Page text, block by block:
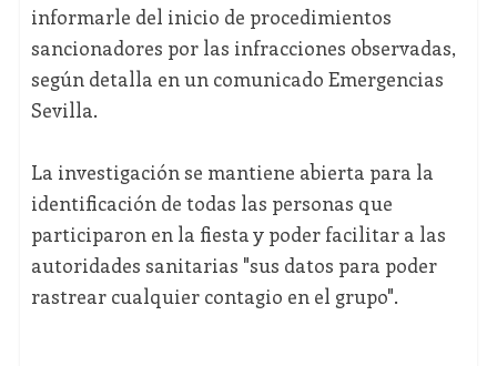
informarle del inicio de procedimientos
sancionadores por las infracciones observadas,
según detalla en un comunicado Emergencias
Sevilla.
La investigación se mantiene abierta para la
identificación de todas las personas que
participaron en la fiesta y poder facilitar a las
autoridades sanitarias "sus datos para poder
rastrear cualquier contagio en el grupo".